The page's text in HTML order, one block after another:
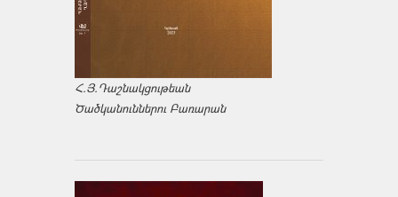
Հ.Յ.Դաշնակցութեան
Ծածկանուններու Բառարան